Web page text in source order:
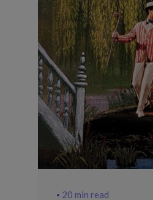
20 min read